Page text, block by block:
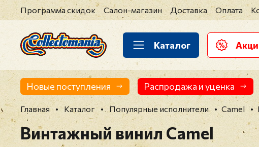
Программа скидок Салон-магазин Доставка Оплата
Каталог
Новые поступления Распродажа и уценка
Главная Каталог Популярные исполнители Camel
Винтажный винил Camel